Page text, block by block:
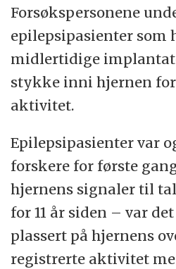
Forsøkspersonene
epilepsipasienter som
midlertidige
stykke inni hjernen
aktivitet.
Epilepsipasienter var
forskere for første
hjernens signaler til
for 11 år siden – var
plassert på hjernens
registrerte aktivitet